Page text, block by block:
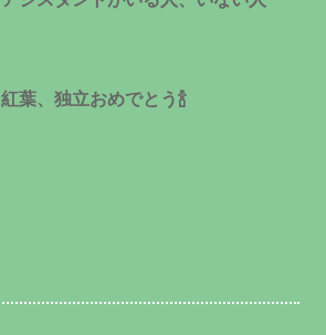
紅葉、独立おめでとう🍾